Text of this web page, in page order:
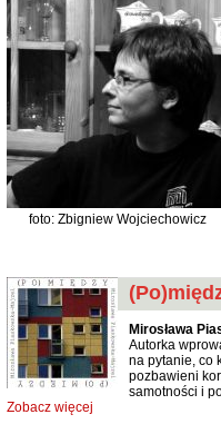
foto: Zbigniew Wojciechowicz
Mirosława
Autorka
na pytanie, co
pozbawieni
samotności i
Zobacz więcej